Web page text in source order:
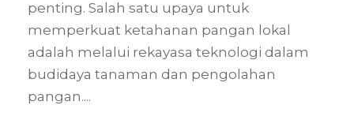
penting. Salah satu upaya untuk
memperkuat ketahanan pangan lokal
adalah melalui rekayasa teknologi dalam
budidaya tanaman dan pengolahan
pangan....